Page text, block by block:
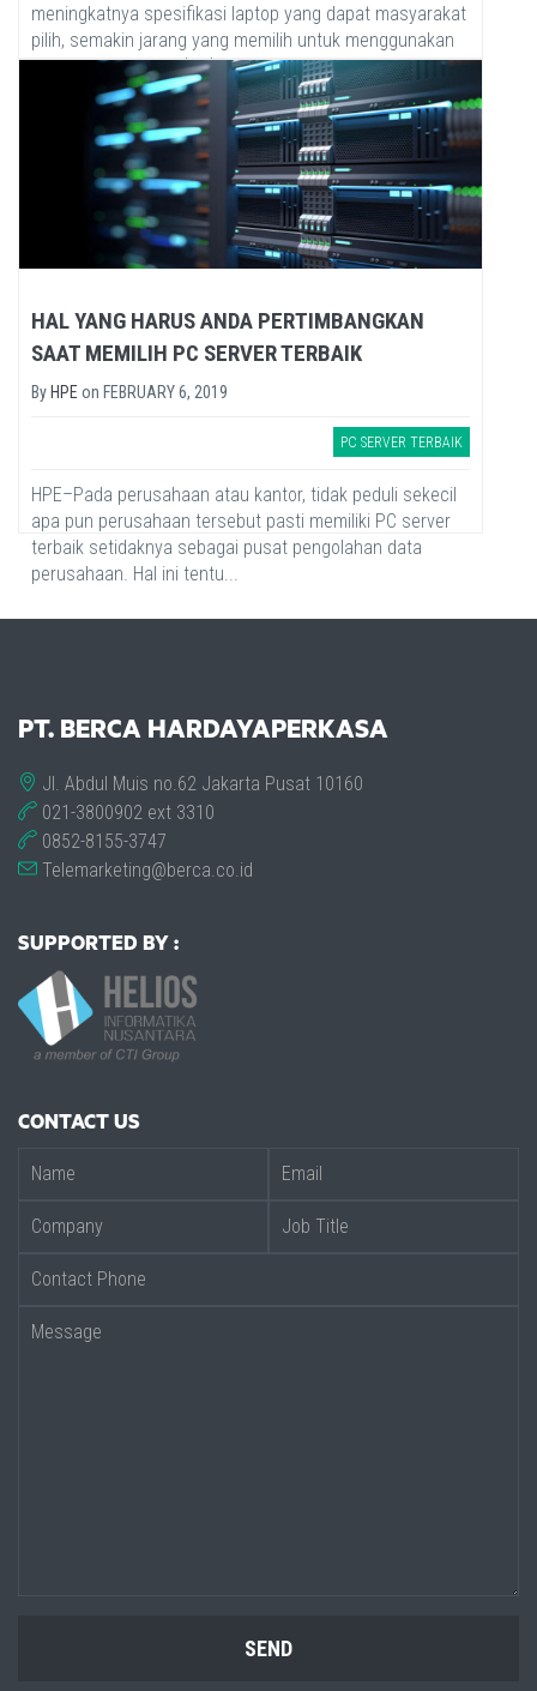
meningkatnya spesifikasi laptop yang dapat masyarakat
pilih, semakin jarang yang memilih untuk menggunakan
personal computer (PC) atau desktop. Walau begitu...
HAL YANG HARUS ANDA PERTIMBANGKAN
SAAT MEMILIH PC SERVER TERBAIK
By HPE on FEBRUARY 6, 2019
PC SERVER TERBAIK
HPE–Pada perusahaan atau kantor, tidak peduli sekecil
apa pun perusahaan tersebut pasti memiliki PC server
terbaik setidaknya sebagai pusat pengolahan data
perusahaan. Hal ini tentu...
PT. BERCA HARDAYAPERKASA
Jl. Abdul Muis no.62 Jakarta Pusat 10160
021-3800902 ext 3310
0852-8155-3747
Telemarketing@berca.co.id
SUPPORTED BY :
CONTACT US